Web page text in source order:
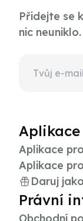
Přidejte se
nic neuniklo.
Aplikace
Aplikace
Aplikace
Daruj
Právní